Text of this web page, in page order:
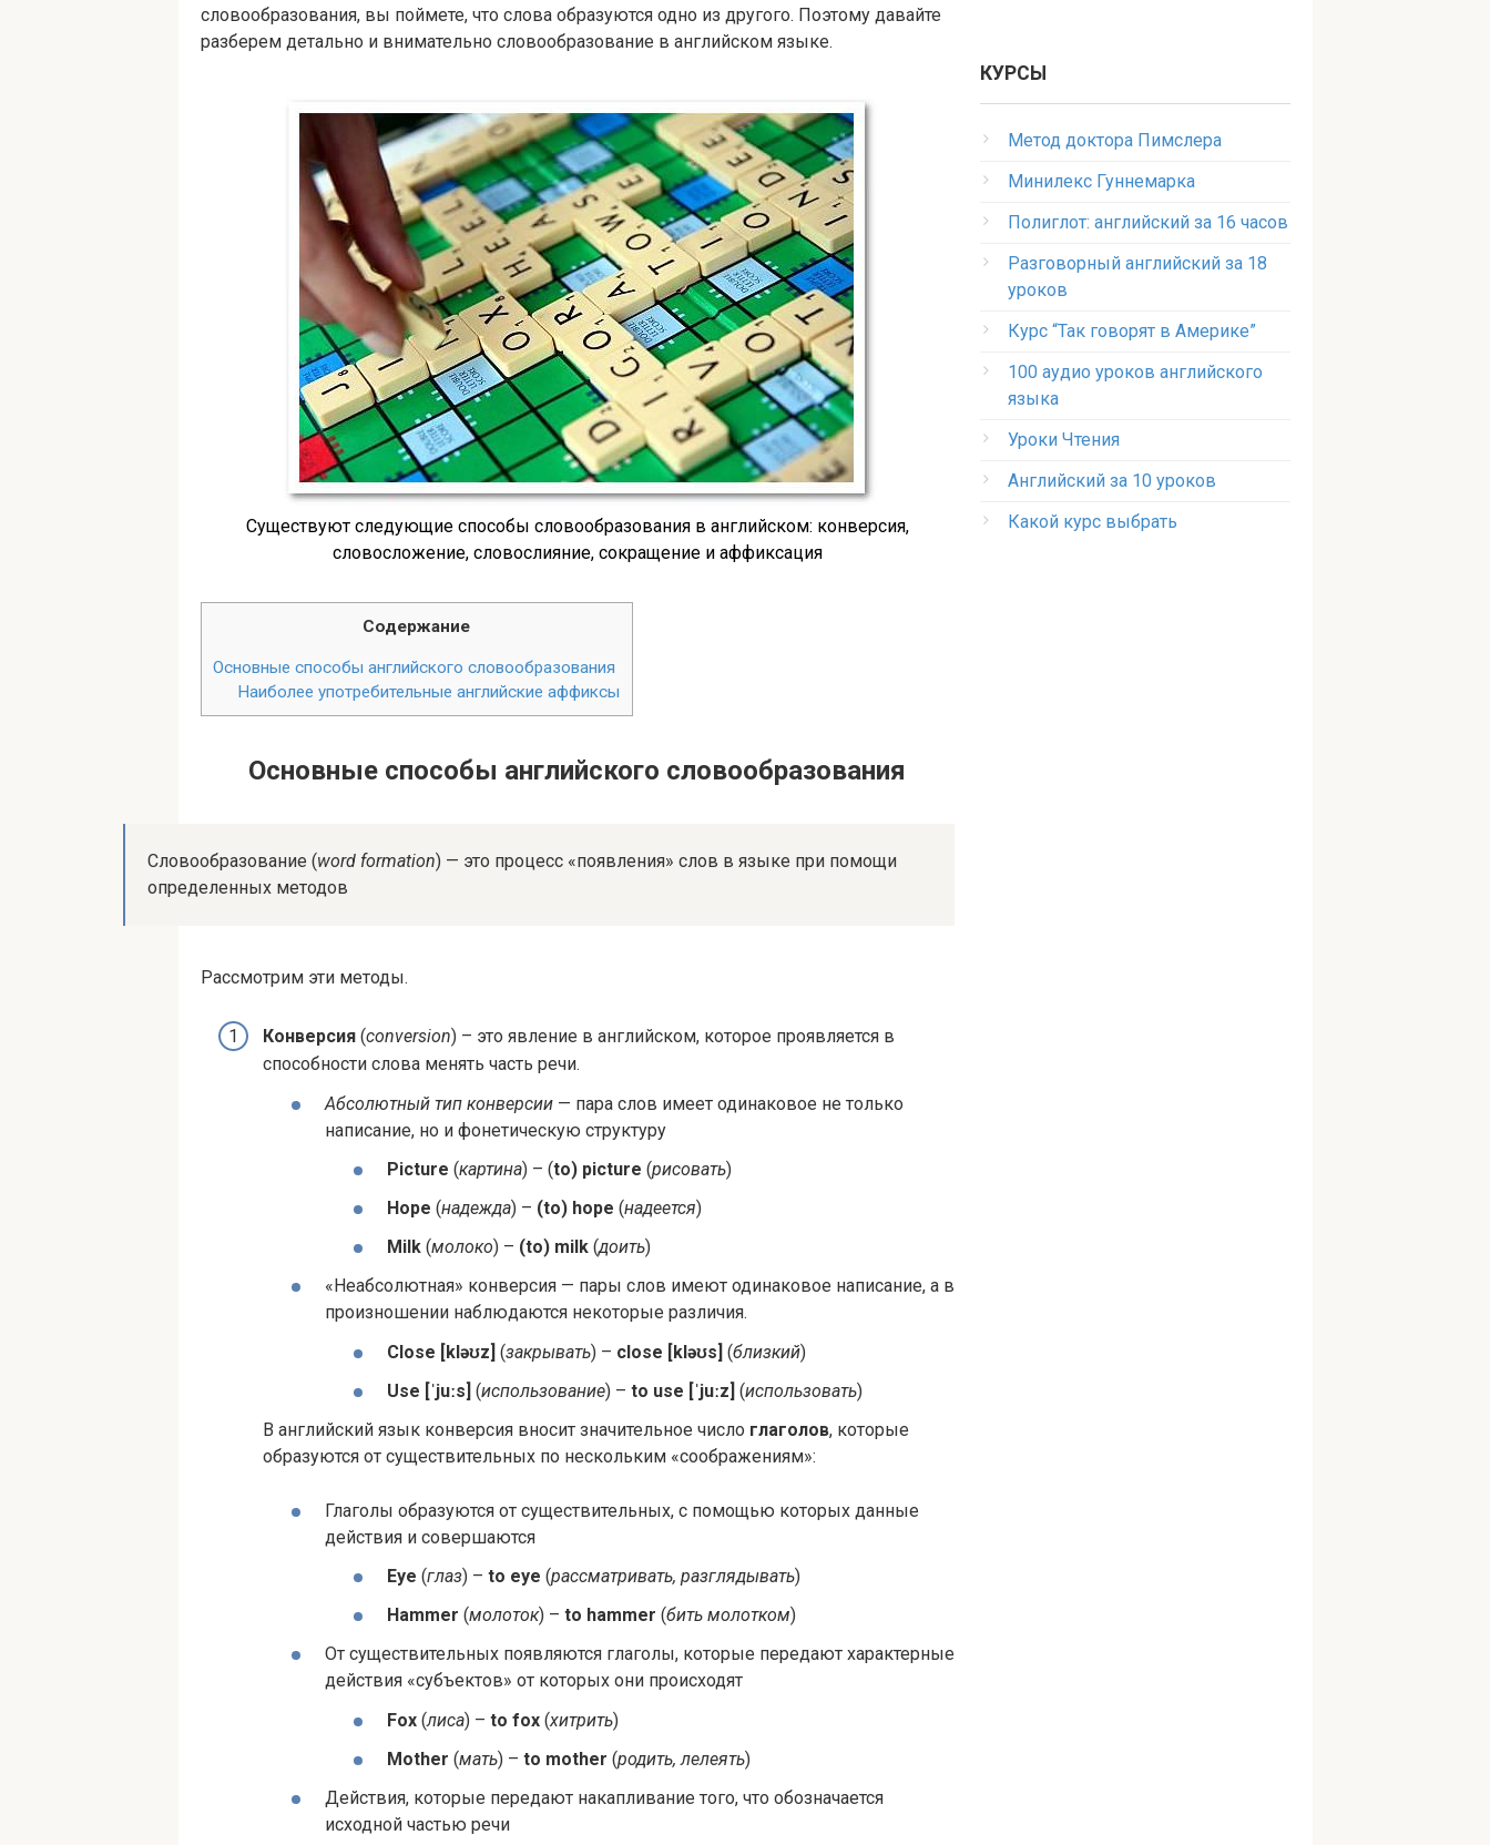
словообразования, вы поймете, что слова образуются одно из другого. Поэтому давайте
разберем детально и внимательно словообразование в английском языке.
Существуют следующие способы словообразования в английском: конверсия,
словосложение, словослияние, сокращение и аффиксация
Содержание
Основные способы английского словообразования
Наиболее употребительные английские аффиксы
Основные способы английского словообразования
Словообразование (word for­ma­tion) — это процесс «появления» слов в языке при помощи
определенных методов
Рассмотрим эти методы.
Конверсия(con­ver­sion) – это явление в английском, которое проявляется в
способности слова менять часть речи.
Абсолютный тип конверсии— пара слов имеет одинаковое не только
написание, но и фонетическую структуру
Pic­ture (картина) – (to) pic­ture (рисовать)
Hope (надежда) – (to) hope (надеется)
Milk(молоко) – (to) milk(доить)
«Неабсолютная» конверсия — пары слов имеют одинаковое написание, а в
произношении наблюдаются некоторые различия.
Close [kləʊz] (закрывать) – close [kləʊs] (близкий)
Use [ˈjuːs] (использование) – to use [ˈjuːz] (использовать)
В английский язык конверсия вносит значительное число глаголов, которые
образуются от существительных по нескольким «соображениям»:
Глаголы образуются от существительных, с помощью которых данные
действия и совершаются
Eye (глаз) – to eye (рассматривать, разглядывать)
Ham­mer (молоток) – to ham­mer (бить молотком)
От существительных появляются глаголы, которые передают характерные
действия «субъектов» от которых они происходят
Fox(лиса) – to fox(хитрить)
Moth­er (мать) – to moth­er (родить, лелеять)
Действия, которые передают накапливание того, что обозначается
исходной частью речи
КУРСЫ
Метод доктора Пимслера
Минилекс Гуннемарка
Полиглот: английский за 16 часов
Разговорный английский за 18
уроков
Курс “Так говорят в Америке”
100 аудио уроков английского
языка
Уроки Чтения
Английский за 10 уроков
Какой курс выбрать